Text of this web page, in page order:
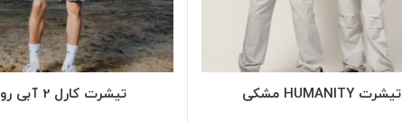
SELECT OPTIONSتیشرت HUMANITY مشکی
SELECT OPTIONS
تیشرت کارل 2 آبی روشن